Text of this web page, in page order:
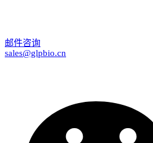
邮件咨询
sales@glpbio.cn